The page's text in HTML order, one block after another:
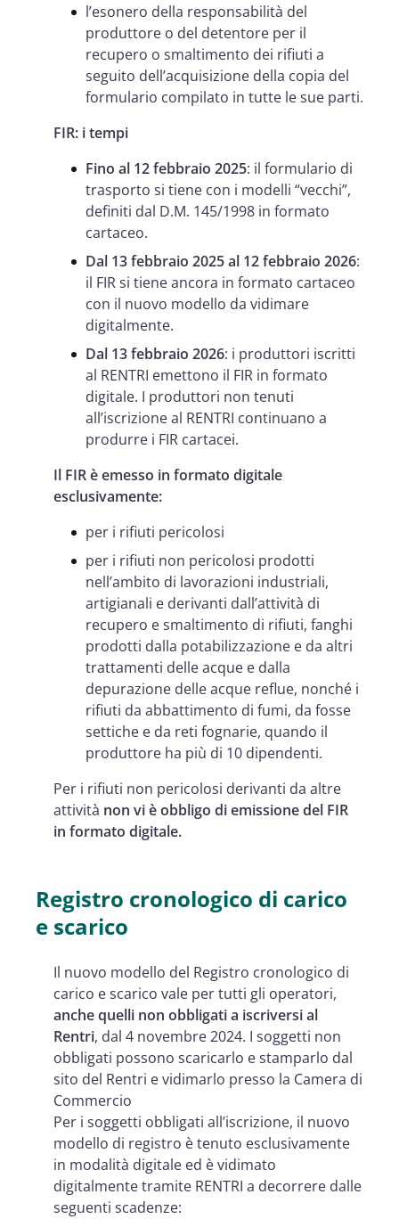
l’esonero della responsabilità del
produttore o del detentore per il
recupero o smaltimento dei rifiuti a
seguito dell’acquisizione della copia del
formulario compilato in tutte le sue parti.
FIR: i tempi
Fino al 12 febbraio 2025: il formulario di
trasporto si tiene con i modelli “vecchi”,
definiti dal D.M. 145/1998 in formato
cartaceo.
Dal 13 febbraio 2025 al 12 febbraio 2026:
il FIR si tiene ancora in formato cartaceo
con il nuovo modello da vidimare
digitalmente.
Dal 13 febbraio 2026: i produttori iscritti
al RENTRI emettono il FIR in formato
digitale. I produttori non tenuti
all’iscrizione al RENTRI continuano a
produrre i FIR cartacei.
Il FIR è emesso in formato digitale
esclusivamente:
per i rifiuti pericolosi
per i rifiuti non pericolosi prodotti
nell’ambito di lavorazioni industriali,
artigianali e derivanti dall’attività di
recupero e smaltimento di rifiuti, fanghi
prodotti dalla potabilizzazione e da altri
trattamenti delle acque e dalla
depurazione delle acque reflue, nonché i
rifiuti da abbattimento di fumi, da fosse
settiche e da reti fognarie, quando il
produttore ha più di 10 dipendenti.
Per i rifiuti non pericolosi derivanti da altre
attività non vi è obbligo di emissione del FIR
in formato digitale.
Registro cronologico di carico
e scarico
Il nuovo modello del Registro cronologico di
carico e scarico vale per tutti gli operatori,
anche quelli non obbligati a iscriversi al
Rentri, dal 4 novembre 2024. I soggetti non
obbligati possono scaricarlo e stamparlo dal
sito del Rentri e vidimarlo presso la Camera di
Commercio
Per i soggetti obbligati all’iscrizione, il nuovo
modello di registro è tenuto esclusivamente
in modalità digitale ed è vidimato
digitalmente tramite RENTRI a decorrere dalle
seguenti scadenze: